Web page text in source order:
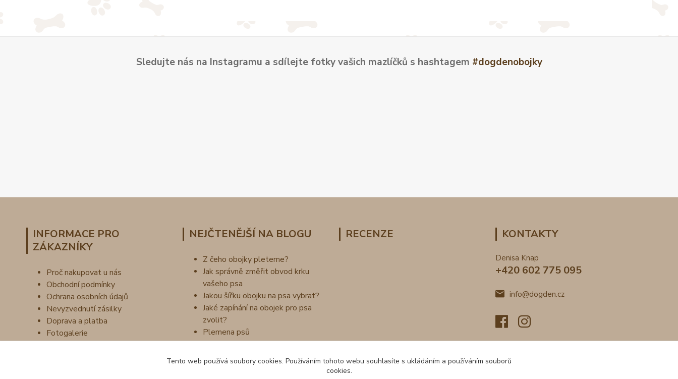
Sledujte nás na Instagramu a sdílejte fotky vašich mazlíčků s hashtagem #dogdenobojky
INFORMACE PRO
ZÁKAZNÍKY
Proč nakupovat u nás
Obchodní podmínky
Ochrana osobních údajů
Nevyzvednutí zásilky
Doprava a platba
Fotogalerie
NEJČTENĚJŠÍ NA BLOGU
Z čeho obojky pleteme?
Jak správně změřit obvod krku
vašeho psa
Jakou šířku obojku na psa vybrat?
Jaké zapínání na obojek pro psa
zvolit?
Plemena psů
RECENZE KONTAKTY
Denisa Knap
+420 602 775 095
info@dogden.cz
Tento web používá soubory cookies. Používáním tohoto webu souhlasíte s ukládáním a používáním souborů
cookies.